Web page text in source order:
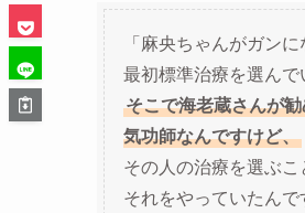
「麻央ちゃんがガンに
最初標準治療を選んで
そこで海老蔵さんが
気功師なんですけど、
その人の治療を選ぶこ
それをやっていたん